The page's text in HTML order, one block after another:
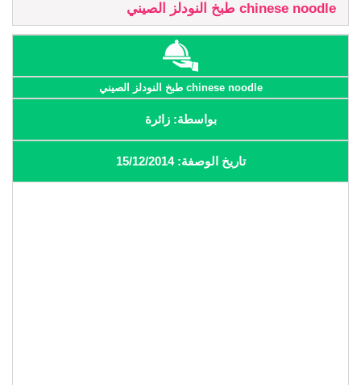
chinese noodle طبخ النودلز الصيني
chinese noodle طبخ النودلز الصيني
بواسطة: زائرة
تاريخ الوصفة: 15/12/2014